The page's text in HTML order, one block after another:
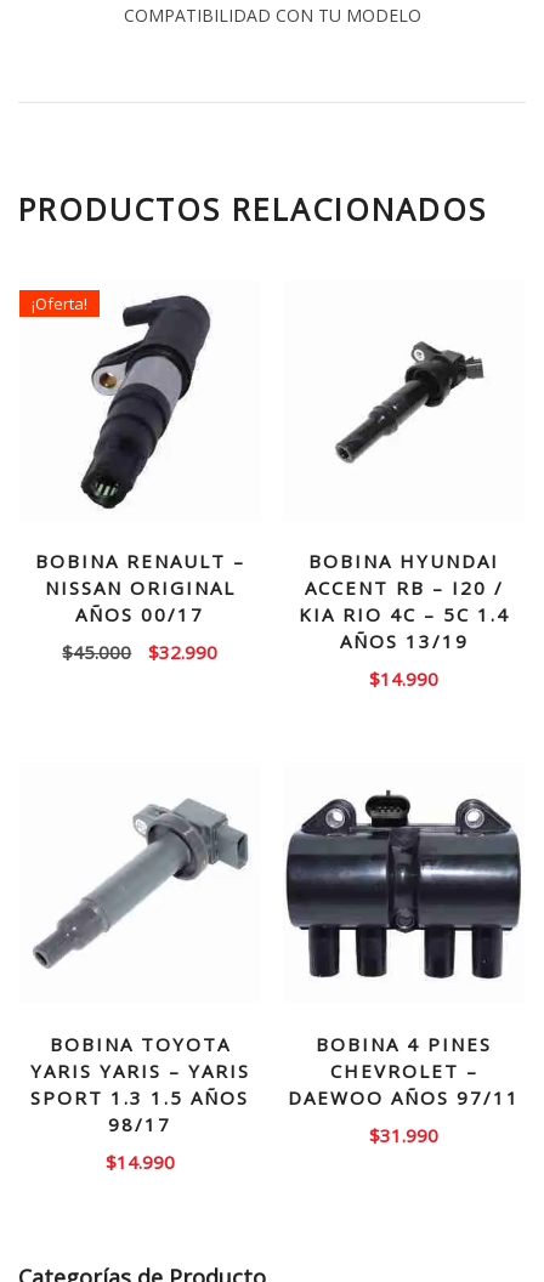
COMPATIBILIDAD CON TU MODELO
PRODUCTOS RELACIONADOS
¡Oferta!
BOBINA RENAULT –
NISSAN ORIGINAL
AÑOS 00/17
$45.000
El
$32.990El
BOBINA HYUNDAI
ACCENT RB – I20 /
KIA RIO 4C – 5C 1.4
AÑOS 13/19
$14.990
BOBINA TOYOTA
YARIS YARIS – YARIS
SPORT 1.3 1.5 AÑOS
98/17
$14.990
BOBINA 4 PINES
CHEVROLET –
DAEWOO AÑOS 97/11
$31.990